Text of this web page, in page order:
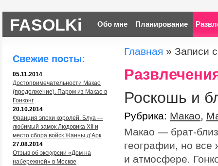
Обо мне Планирование
FASOLKi
Свежие посты:
05.11.2014
Достопримечательности Макао
(продолжение). Паром из Макао в
Гонконг
20.10.2014
Франция эпохи королей. Блуа —
любимый замок Людовика XII и
место сбора войск Жанны д’Арк
27.08.2014
Отзыв об экскурсии «Дом на
набережной» в Москве
Главная » Записи
Роскошь и
Рубрика: Макао,
Макао — брат-
географии, но все
и атмосфере.